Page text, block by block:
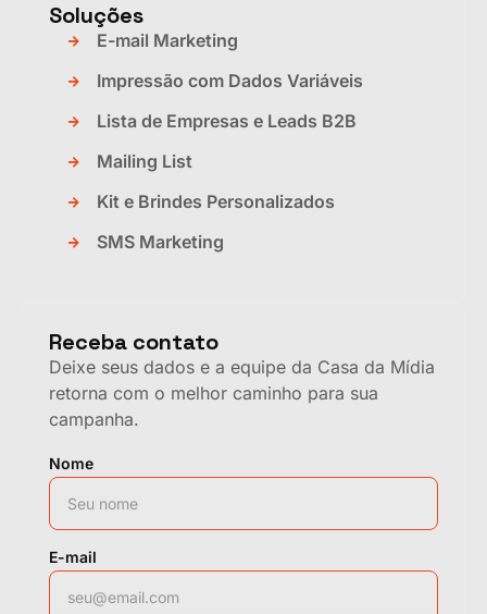
Soluções
E-mail Marketing
Impressão com Dados Variáveis
Lista de Empresas e Leads B2B
Mailing List
Kit e Brindes Personalizados
SMS Marketing
Receba contato
Deixe seus dados e a equipe da Casa da Mídia
retorna com o melhor caminho para sua
campanha.
Nome
E-mail